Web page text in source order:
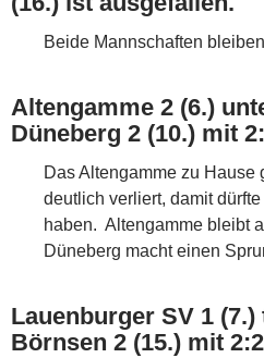
Beide Mannschaften
Altengamme 2 (6.)
Düneberg 2 (10.) mit
Das Altengamme zu Hause
deutlich verliert, damit
haben. Altengamme bleibt
Düneberg macht einen
Lauenburger SV 1
Börnsen 2 (15.) mit 2:2